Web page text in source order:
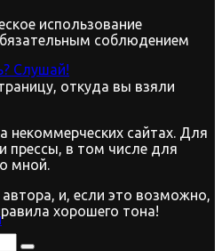
Слушай!
использование
соблюдением
откуда вы взяли
некоммерческих сайтах. Для
прессы, в том числе для
мной.
и, если это возможно,
хорошего тона!